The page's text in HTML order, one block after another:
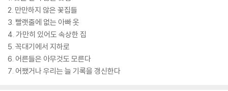
2. 만만하지 않은 꽃집들
3. 빨랫줄에 없는 아빠 옷
4. 가만히 있어도 속상한 집
5. 꼭대기에서 지하로
6. 어른들은 아무것도 모른다
7. 어쨌거나 우리는 늘 기록을 갱신한다